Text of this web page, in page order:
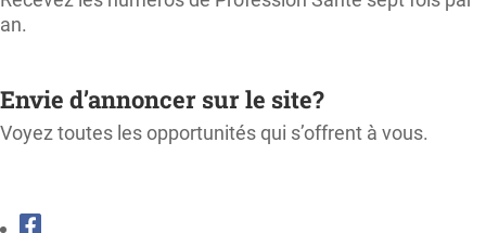
an.
Envie d’annoncer sur le site?
Voyez toutes les opportunités qui s’offrent à vous.